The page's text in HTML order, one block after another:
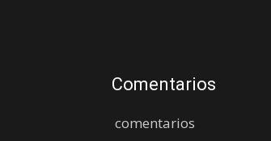
Comentarios
comentarios